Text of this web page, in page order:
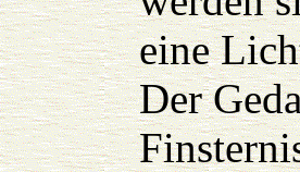
eine
Der